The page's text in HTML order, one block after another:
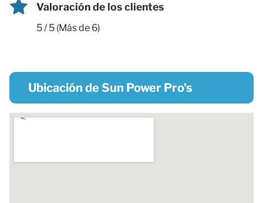
Valoración de los clientes
5 / 5 (Más de 6)
Ubicación de Sun Power Pro's